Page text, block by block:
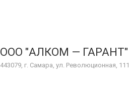
ООО "АЛКОМ — ГАРАНТ"
443079, г. Самара, ул. Революционная, 111